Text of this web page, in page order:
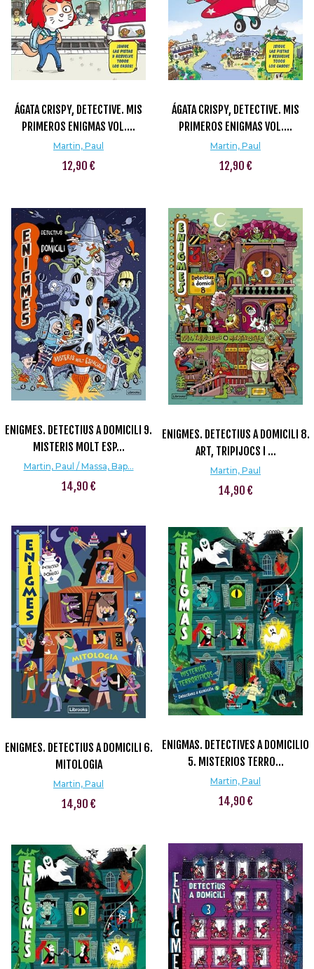
ÁGATA CRISPY, DETECTIVE. MIS
PRIMEROS ENIGMAS VOL....
Martin, Paul
12,90 €
ÁGATA CRISPY, DETECTIVE. MIS
PRIMEROS ENIGMAS VOL....
Martin, Paul
12,90 €
ENIGMES. DETECTIUS A DOMICILI 9.
MISTERIS MOLT ESP...
Martin, Paul / Massa, Bap...
14,90 €
ENIGMES. DETECTIUS A DOMICILI 8.
ART, TRIPIJOCS I ...
Martin, Paul
14,90 €
ENIGMES. DETECTIUS A DOMICILI 6.
MITOLOGIA
Martin, Paul
14,90 €
ENIGMAS. DETECTIVES A DOMICILIO
5. MISTERIOS TERRO...
Martin, Paul
14,90 €